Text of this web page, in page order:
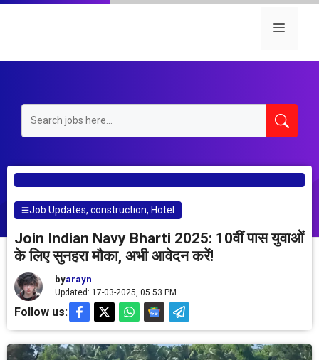
Skip
Menu
Job Updates,construction, Hotel
Join Indian Navy Bharti 2025: 10वीं पास युवाओं
के लिए सुनहरा मौका, अभी आवेदन करें!
byarayn
Updated: 17-03-2025, 05.53 PM
Follow us: